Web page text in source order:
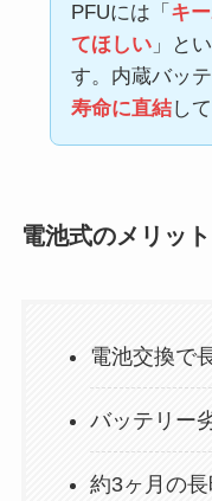
PFUには「 キ
てほしい」と
す。内蔵バッテ
寿命に直結し
電池式のメリット
電池交換で
バッテリー
約3ヶ月の